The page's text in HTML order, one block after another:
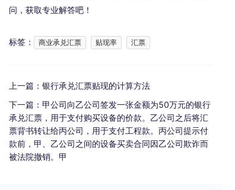
问，获取专业解答吧！
标签： 商业承兑汇票 贴现率 汇票
上一篇： 银行承兑汇票贴现的计算方法
下一篇： 甲公司向乙公司签发一张金额为50万元的银行
承兑汇票，用于支付购买设备的价款。乙公司之后将汇
票背书转让给丙公司，用于支付工程款。丙公司提示付
款前，甲、乙公司之间的设备买卖合同因乙公司欺诈而
被法院撤销。甲